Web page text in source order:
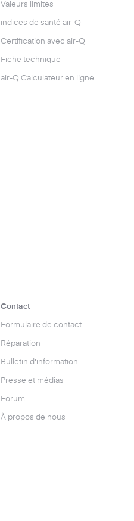
Valeurs limites
indices de santé air-Q
Certification avec air-Q
Fiche technique
air-Q Calculateur en ligne
Contact
Formulaire de contact
Réparation
Bulletin d'information
Presse et médias
Forum
À propos de nous